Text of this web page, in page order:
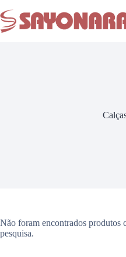
Não foram encontrados produtos
pesquisa.